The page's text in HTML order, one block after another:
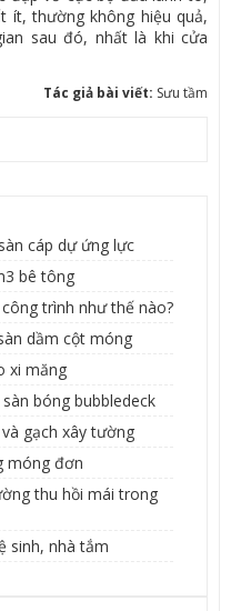
ít, thường không hiệu quả,
sau đó, nhất là khi cửa
Tác giả bài viết: Sưu tầm
cáp dự ứng lực
bê tông
trình như thế nào?
dầm cột móng
xi măng
bóng bubbledeck
gạch xây tường
móng đơn
thu hồi mái trong
sinh, nhà tắm